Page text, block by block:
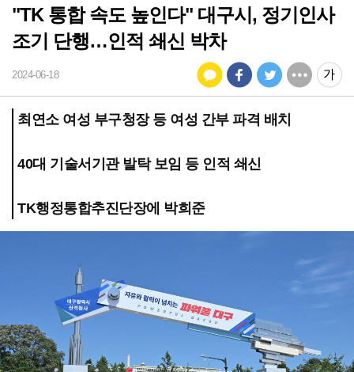
"TK 통합 속도 높인다" 대구시, 정기인사
조기 단행…인적 쇄신 박차
2024-06-18
최연소 여성 부구청장 등 여성 간부 파격 배치
40대 기술서기관 발탁 보임 등 인적 쇄신
TK행정통합추진단장에 박희준